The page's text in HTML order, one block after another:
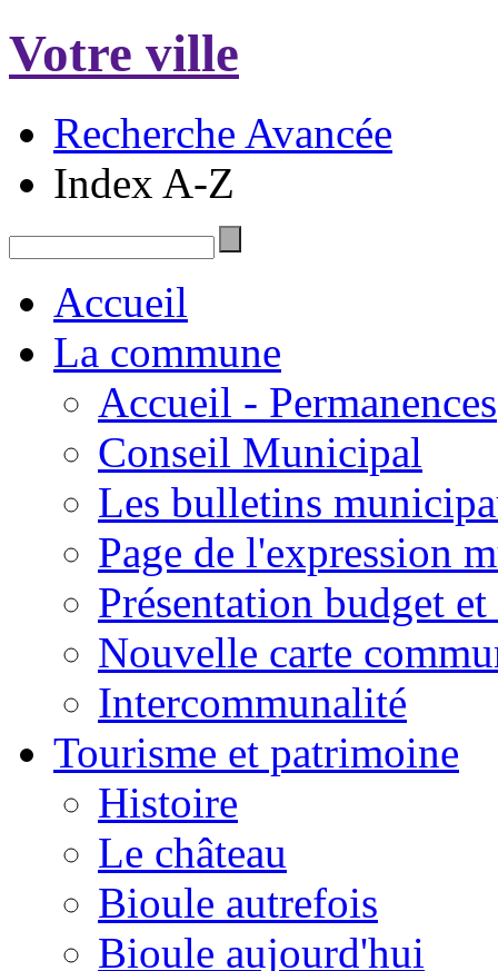
Votre ville
Recherche Avancée
Index A-Z
Accueil
La commune
Accueil - Permanences
Conseil Municipal
Les bulletins
Page de l'expression
Présentation budget
Nouvelle carte
Intercommunalité
Tourisme et patrimoine
Histoire
Le château
Bioule autrefois
Bioule aujourd'hui